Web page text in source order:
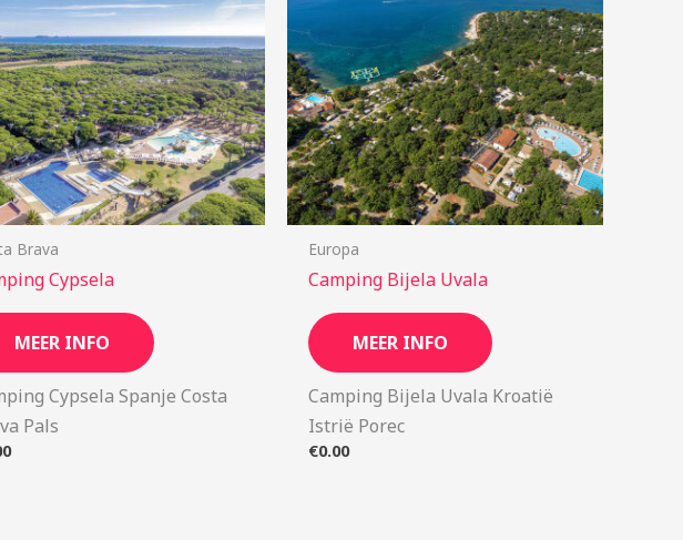
Brava
Cypsela
MEER INFO
Cypsela Spanje Costa
Pals
Europa
Camping Bijela Uvala
MEER INFO
Camping Bijela Uvala Kroatië
Istrië Porec
€0.00